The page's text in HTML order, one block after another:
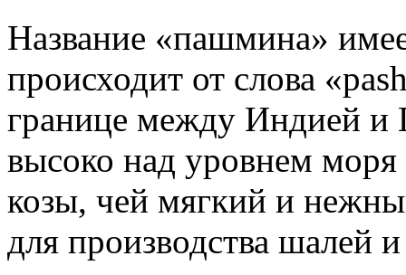
Название «пашмина»
происходит от слова
границе между Индией и
высоко над уровнем моря
козы, чей мягкий и
для производства шалей